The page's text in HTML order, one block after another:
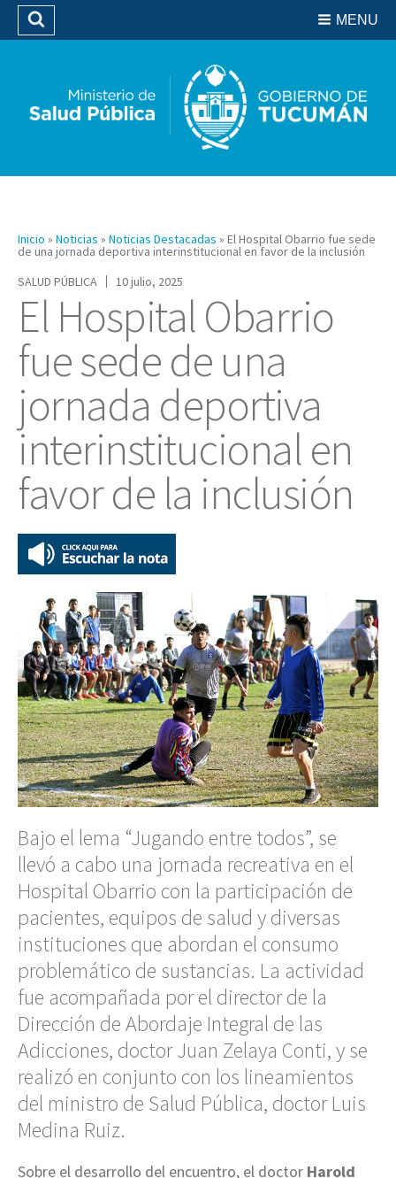
Biblioteca
MENU
Buscar
Inicio » Noticias » Noticias Destacadas » El Hospital Obarrio fue sede
de una jornada deportiva interinstitucional en favor de la inclusión
SALUD PÚBLICA
10 julio, 2025
El Hospital Obarrio
fue sede de una
jornada deportiva
interinstitucional en
favor de la inclusión
Bajo el lema “Jugando entre todos”, se
llevó a cabo una jornada recreativa en el
Hospital Obarrio con la participación de
pacientes, equipos de salud y diversas
instituciones que abordan el consumo
problemático de sustancias. La actividad
fue acompañada por el director de la
Dirección de Abordaje Integral de las
Adicciones, doctor Juan Zelaya Conti, y se
realizó en conjunto con los lineamientos
del ministro de Salud Pública, doctor Luis
Medina Ruiz.
Sobre el desarrollo del encuentro, el doctor Harold